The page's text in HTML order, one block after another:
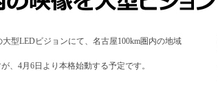
型LEDビジョンにて、名古屋100km圏内の地域
、4月6日より本格始動する予定です。